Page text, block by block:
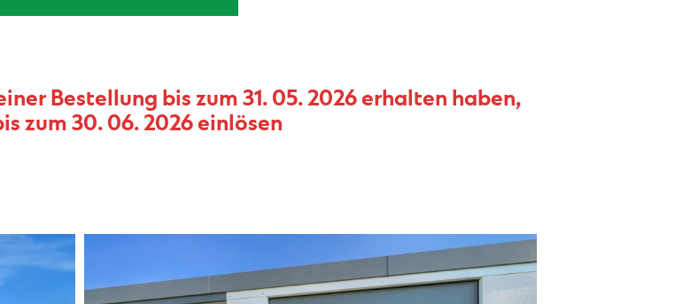
Bestellung bis zum 31. 05. 2026 erhalten haben,
zum 30. 06. 2026 einlösen